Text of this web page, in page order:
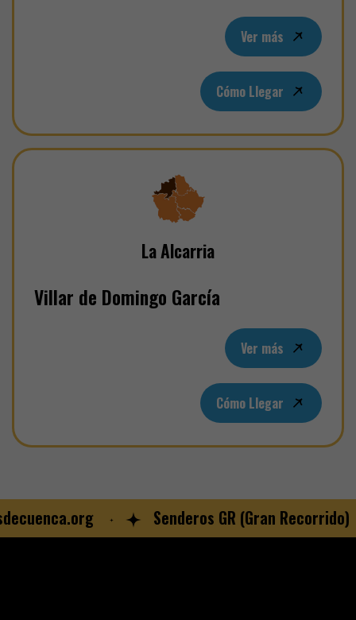
Ver más
Cómo Llegar
La Alcarria
Villar de Domingo García
Ver más
Cómo Llegar
Senderos GR (Gran Recorrido)